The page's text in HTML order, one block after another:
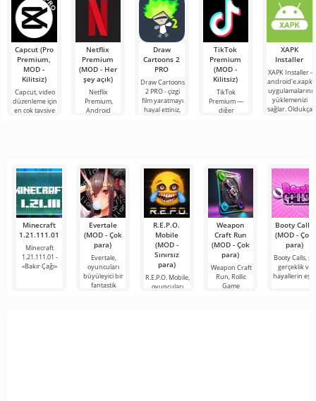
Capcut (Pro
Premium,
MOD -
Kilitsiz)
Capcut, video
düzenleme için
en çok tavsiye
Netflix
Premium
(MOD - Her
şey açık)
Netflix
Premium,
Android
Draw
Cartoons 2
PRO
Draw Cartoons
2 PRO - çizgi
film yaratmayı
hayal ettiniz,
TikTok
Premium
(MOD -
Kilitsiz)
TikTok
Premium —
diğer
sağlayan
XAPK
Installer
XAPK Installer -
android'e.xapk
uygulamalarını
yüklemenizi
sağlar. Oldukça
Minecraft
1.21.111.01
Minecraft
1.21.111.01 -
«Bakır Çağı»
Evertale
(MOD - Çok
para)
Evertale,
oyuncuları
büyüleyici bir
fantastik
R.E.P.O.
Mobile
(MOD -
Sınırsız
para)
R.E.P.O. Mobile,
oyuncuları
Weapon
Craft Run
(MOD - Çok
para)
Weapon Craft
Run, Rollic
Game
Booty Calls
(MOD - Çok
para)
Booty Calls, sizi
gerçeklik ve
hayallerin